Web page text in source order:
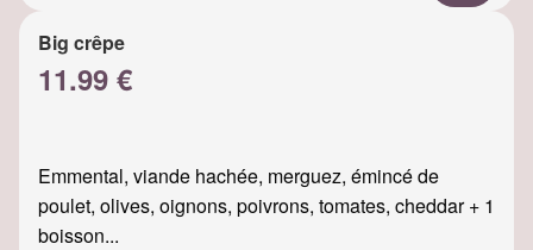
Big crêpe
11.99 €
Emmental, viande hachée, merguez, émincé de
poulet, olives, oignons, poivrons, tomates, cheddar + 1
boisson...